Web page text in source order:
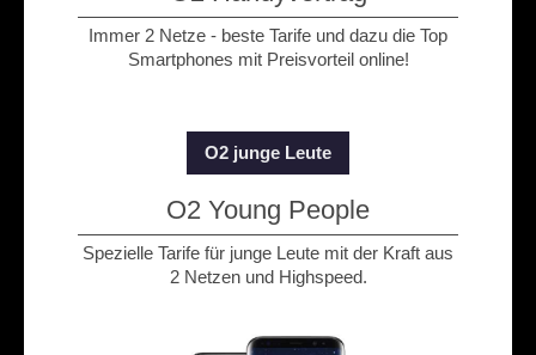
Immer 2 Netze - beste Tarife und dazu die Top
Smartphones mit Preisvorteil online!
O2 junge Leute
O2 Young People
Spezielle Tarife für junge Leute mit der Kraft aus
2 Netzen und Highspeed.